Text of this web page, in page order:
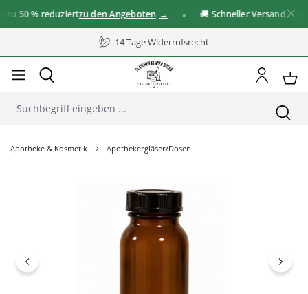
50 %reduziertzu den Angeboten 🚚 Schneller Versand
14 Tage Widerrufsrecht
Apotheke & Kosmetik Apothekergläser/Dosen
Bildergalerie überspringen